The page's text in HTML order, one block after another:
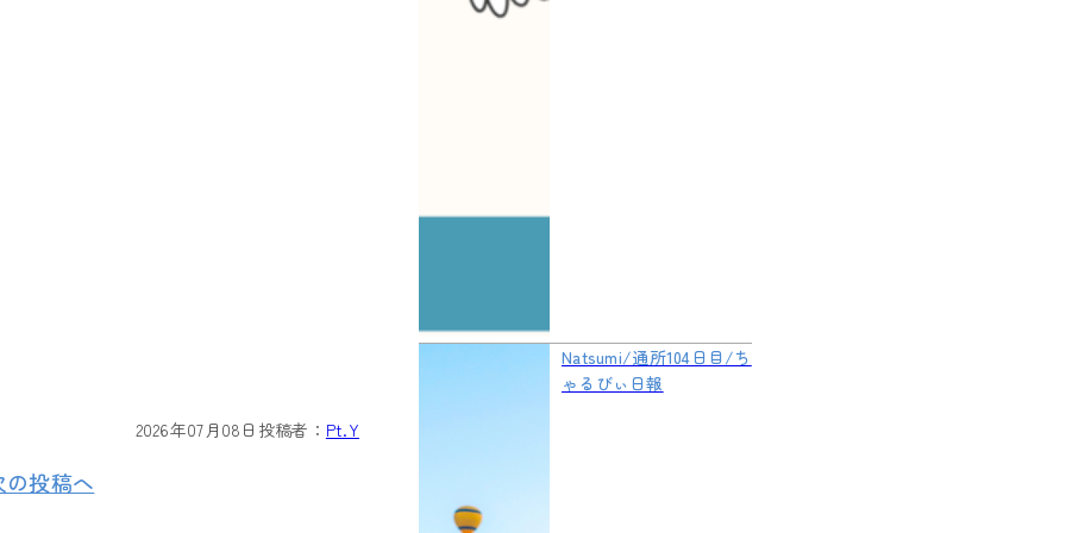
2026年07月08日 投稿者： Pt.Y
の投稿へ
Natsumi/通所104日目/ち
ゃるびぃ日報